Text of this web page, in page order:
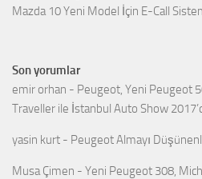
Mazda 10 Yeni Model İçin E-Call
Son yorumlar
emir orhan - Peugeot, Yeni Peugeot
Traveller ile İstanbul Auto Show
yasin kurt - Peugeot Almayı
Musa Çimen - Yeni Peugeot 308,